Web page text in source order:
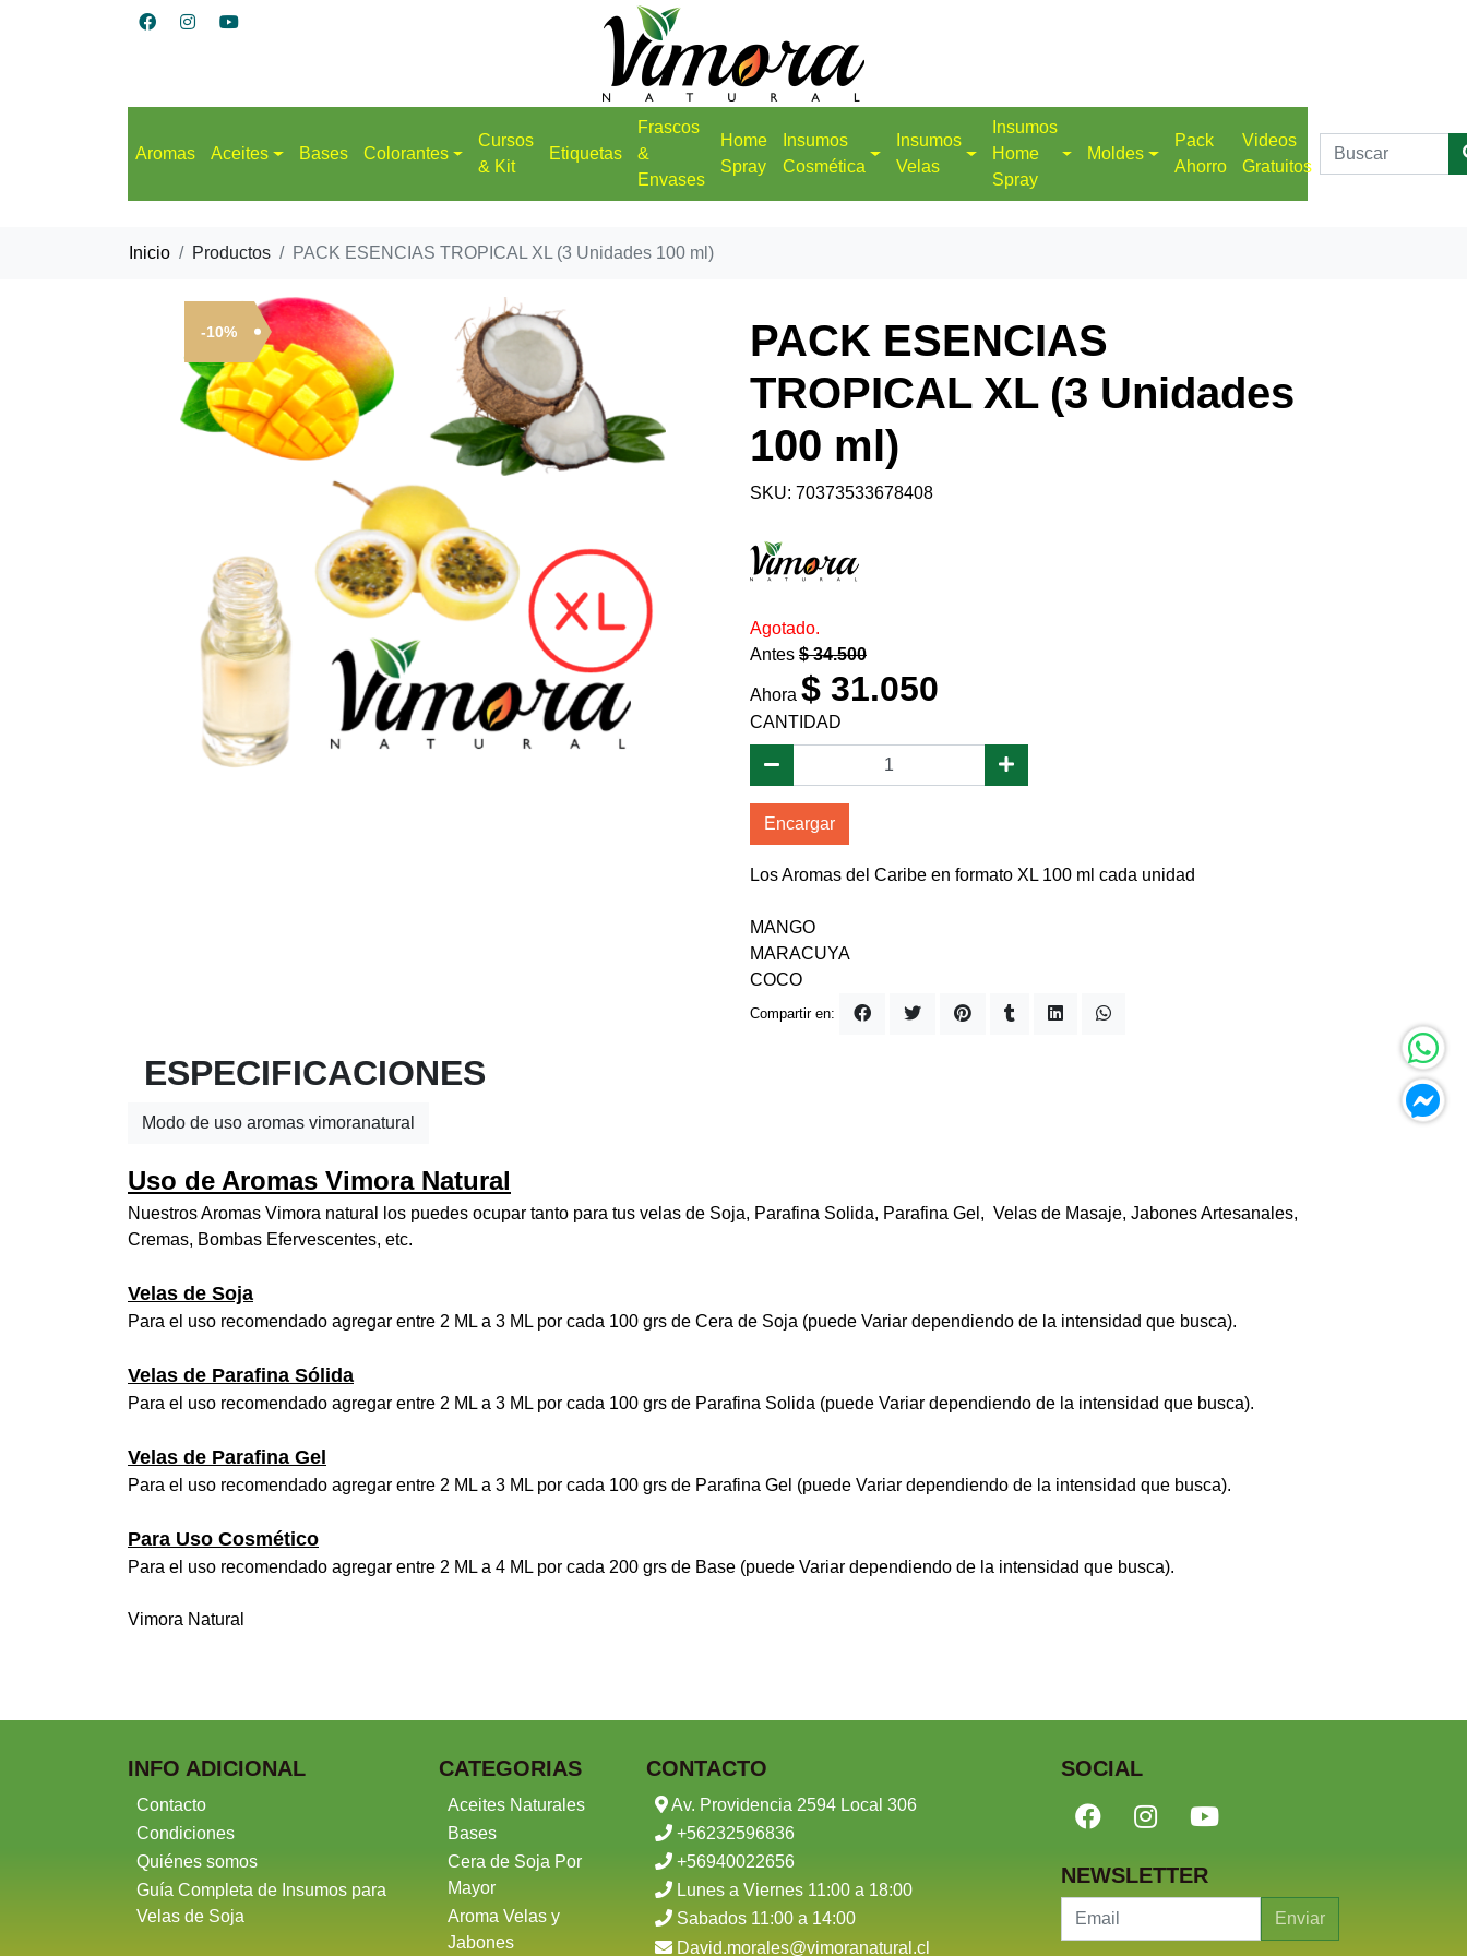
Aromas Aceites Bases Colorantes
Cursos
& Kit
Etiquetas
Frascos
&
Envases
Home
Spray
Insumos
Cosmética
Insumos
Velas
Insumos
Home
Spray
Moldes
Pack
Ahorro
Videos
Gratuitos
Inicio Productos PACK ESENCIAS TROPICAL XL (3 Unidades 100 ml)
-10%
PACK ESENCIAS
TROPICAL XL (3 Unidades
100 ml)
SKU: 70373533678408
Agotado.
Antes $ 34.500
Ahora $ 31.050
CANTIDAD
Encargar
Los Aromas del Caribe en formato XL 100 ml cada unidad
MANGO
MARACUYA
COCO
Compartir en:
ESPECIFICACIONES
Uso de Aromas Vimora Natural
Nuestros Aromas Vimora natural los puedes ocupar tanto para tus velas de Soja, Parafina Solida, Parafina Gel, Velas de Masaje, Jabones Artesanales,
Cremas, Bombas Efervescentes, etc.
Velas de Soja
Para el uso recomendado agregar entre 2 ML a 3 ML por cada 100 grs de Cera de Soja (puede Variar dependiendo de la intensidad que busca).
Velas de Parafina Sólida
Para el uso recomendado agregar entre 2 ML a 3 ML por cada 100 grs de Parafina Solida (puede Variar dependiendo de la intensidad que busca).
Velas de Parafina Gel
Para el uso recomendado agregar entre 2 ML a 3 ML por cada 100 grs de Parafina Gel (puede Variar dependiendo de la intensidad que busca).
Para Uso Cosmético
Para el uso recomendado agregar entre 2 ML a 4 ML por cada 200 grs de Base (puede Variar dependiendo de la intensidad que busca).
Vimora Natural
Modo de uso aromas vimoranatural
INFO ADICIONAL
Contacto
Condiciones
Quiénes somos
Guía Completa de Insumos para
Velas de Soja
CATEGORIAS
Aceites Naturales
Bases
Cera de Soja Por
Mayor
Aroma Velas y
Jabones
CONTACTO
Av. Providencia 2594 Local 306
+56232596836
+56940022656
Lunes a Viernes 11:00 a 18:00
Sabados 11:00 a 14:00
David.morales@vimoranatural.cl
SOCIAL
NEWSLETTER
Enviar